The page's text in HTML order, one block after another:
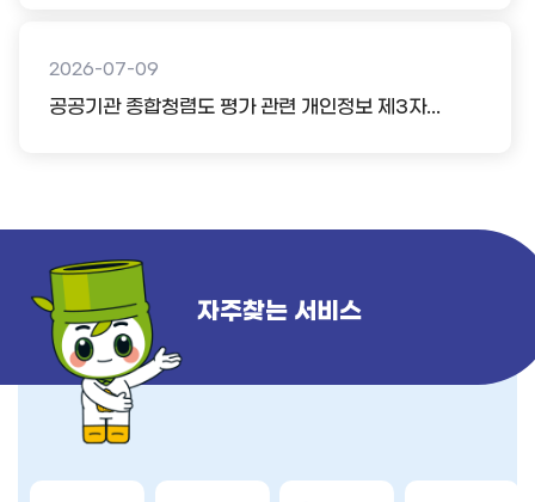
2026-07-09
공공기관 종합청렴도 평가 관련 개인정보 제3자...
자주찾는 서비스